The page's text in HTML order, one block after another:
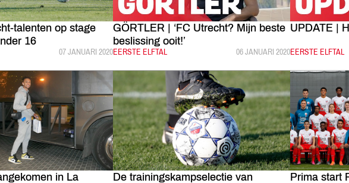
talenten op stage
16
GEPUBLICEERD:
07 JANUARI 2020
GÖRTLER | ‘FC Utrecht? Mijn beste
beslissing ooit!’
CATEGORIE:
EERSTE ELFTAL GEPUBLICEERD:
06 JANUARI 2020
UPDATE |
CATEGORIE:
EERSTE ELFTAL
in La
De trainingskampselectie van
Prima start